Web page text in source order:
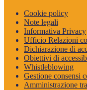
Cookie policy
Note legali
Informativa Privacy
Ufficio Relazioni
Dichiarazione di
Obiettivi di
Whistleblowing
Gestione consensi
Amministrazione